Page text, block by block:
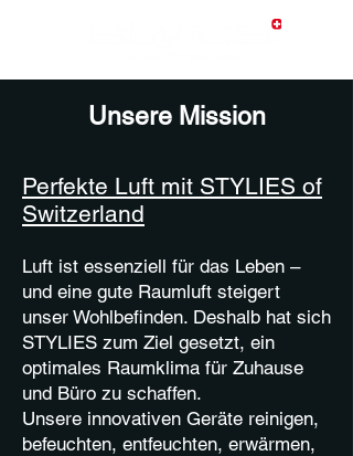
Unsere Mission
Perfekte Luft mit STYLIES of
Switzerland
Luft ist essenziell für das Leben –
und eine gute Raumluft steigert
unser Wohlbefinden. Deshalb hat sich
STYLIES zum Ziel gesetzt, ein
optimales Raumklima für Zuhause
und Büro zu schaffen.
Unsere innovativen Geräte reinigen,
befeuchten, entfeuchten, erwärmen,